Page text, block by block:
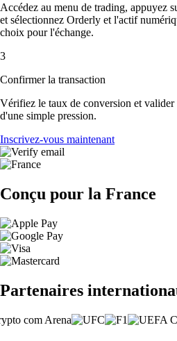
Accédez au menu de trading, appuyez
et sélectionnez Orderly et l'actif
choix pour l'échange.
3
Confirmer la transaction
Vérifiez le taux de conversion et
d'une simple pression.
Inscrivez-vous maintenant
Conçu pour la France
Partenaires